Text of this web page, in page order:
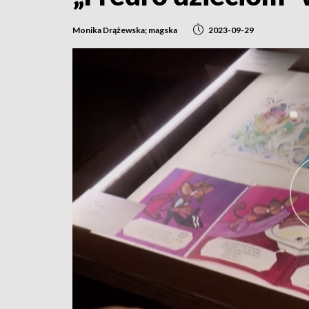
Monika Drążewska; magska 2023-09-29